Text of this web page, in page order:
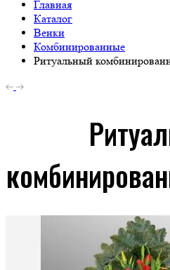
Главная
Каталог
Венки
Комбинированные
Ритуальный